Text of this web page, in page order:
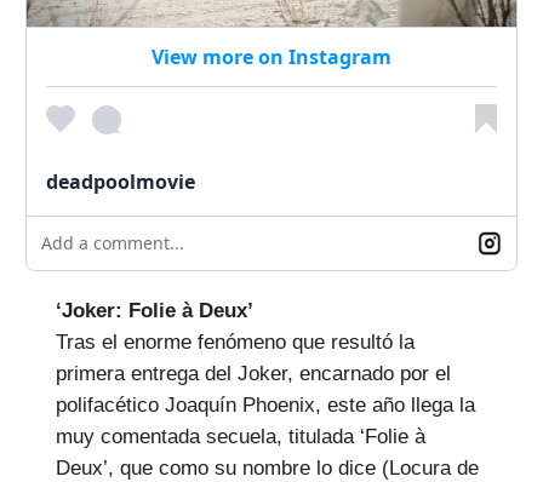
View more on Instagram
deadpoolmovie
Add a comment...
‘Joker: Folie à Deux’
Tras el enorme fenómeno que resultó la
primera entrega del Joker, encarnado por el
polifacético Joaquín Phoenix, este año llega la
muy comentada secuela, titulada ‘Folie à
Deux’, que como su nombre lo dice (Locura de